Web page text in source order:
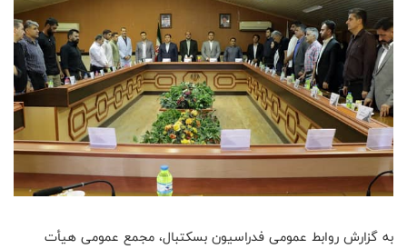
به گزارش روابط عمومی فدراسیون بسکتبال، مجمع عمومی هیأت